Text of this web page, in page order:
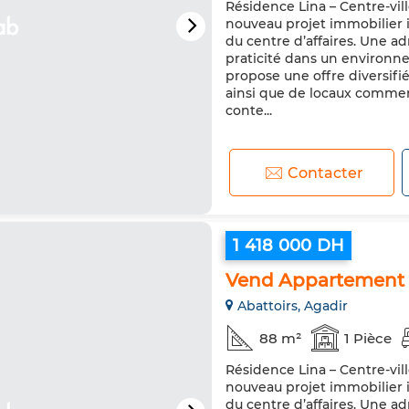
Résidence Lina – Centre-
nouveau projet immobilier
du centre d’affaires. Une
praticité dans un
propose une offre
ainsi que de locaux
conte...
Contacter
1 418 000 DH
Vend Appartement
Abattoirs, Agadir
88 m² 1 Pièce
Résidence Lina – Centre-
nouveau projet immobilier
du centre d’affaires. Une